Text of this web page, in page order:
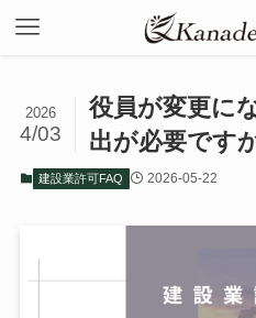
役員が変更に
出が必要です
2026
4/03
建設業許可FAQ 2026-05-22